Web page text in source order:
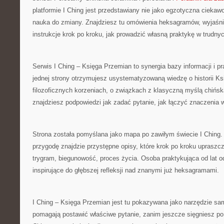
platformie I Ching jest przedstawiany nie jako egzotyczna
nauka do zmiany. Znajdziesz tu omówienia heksagramów,
instrukcje krok po kroku, jak prowadzić własną praktykę w
Serwis I Ching – Księga Przemian to synergia bazy informacji i
jednej strony otrzymujesz usystematyzowaną wiedzę o historii
filozoficznych korzeniach, o związkach z klasyczną myślą
znajdziesz podpowiedzi jak zadać pytanie, jak łączyć znaczenia
Strona została pomyślana jako mapa po zawiłym świecie I
przygodę znajdzie przystępne opisy, które krok po kroku
trygram, biegunowość, proces życia. Osoba praktykująca od lat
inspirujące do głębszej refleksji nad znanymi już heksagramami.
I Ching – Księga Przemian jest tu pokazywana jako narzędzie
pomagają postawić właściwe pytanie, zanim jeszcze sięgniesz